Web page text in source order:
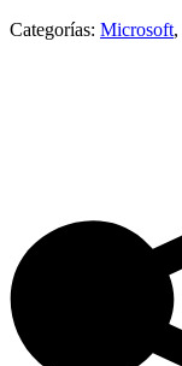
Categorías: Microsoft,